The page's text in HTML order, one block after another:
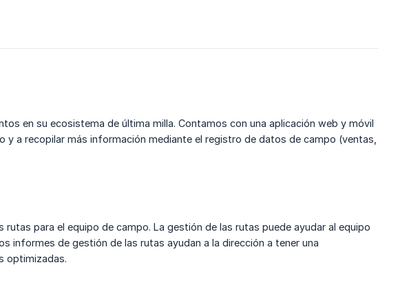
en su ecosistema de última milla. Contamos con una aplicación web y móvil
y a recopilar más información mediante el registro de datos de campo (ventas,
para el equipo de campo. La gestión de las rutas puede ayudar al equipo
informes de gestión de las rutas ayudan a la dirección a tener una
optimizadas.